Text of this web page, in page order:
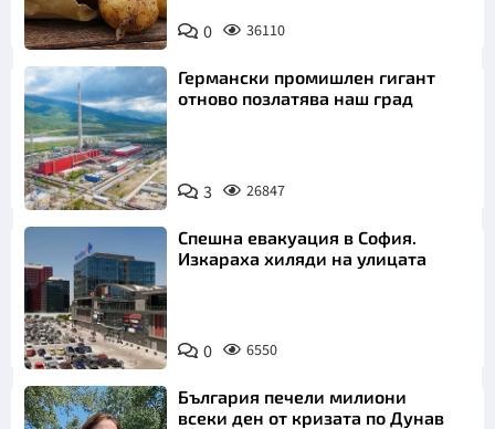
Снимка:
Пиксабей
0 36110
Германски промишлен гигант
отново позлатява наш град
3 26847
Спешна евакуация в София.
Изкараха хиляди на улицата
0 6550
България печели милиони
всеки ден от кризата по Дунав